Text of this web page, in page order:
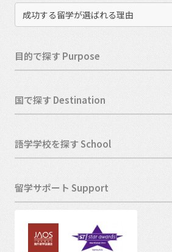
成功する留学が選ばれる理由
目的で探す Purpose
国で探す Destination
語学学校を探す School
留学サポート Support